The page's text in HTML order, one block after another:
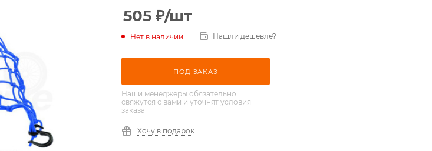
505 ₽/шт
Нет в наличии Нашли дешевле?
ПОД ЗАКАЗ
Наши менеджеры обязательно
свяжутся с вами и уточнят условия
заказа
Хочу в подарок